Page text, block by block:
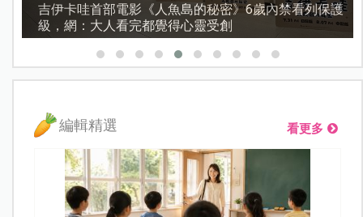
吉伊卡哇首部電影《人魚島的秘密》6歲內禁看列保護
級，網：大人看完都覺得心靈受創
編輯精選 看更多